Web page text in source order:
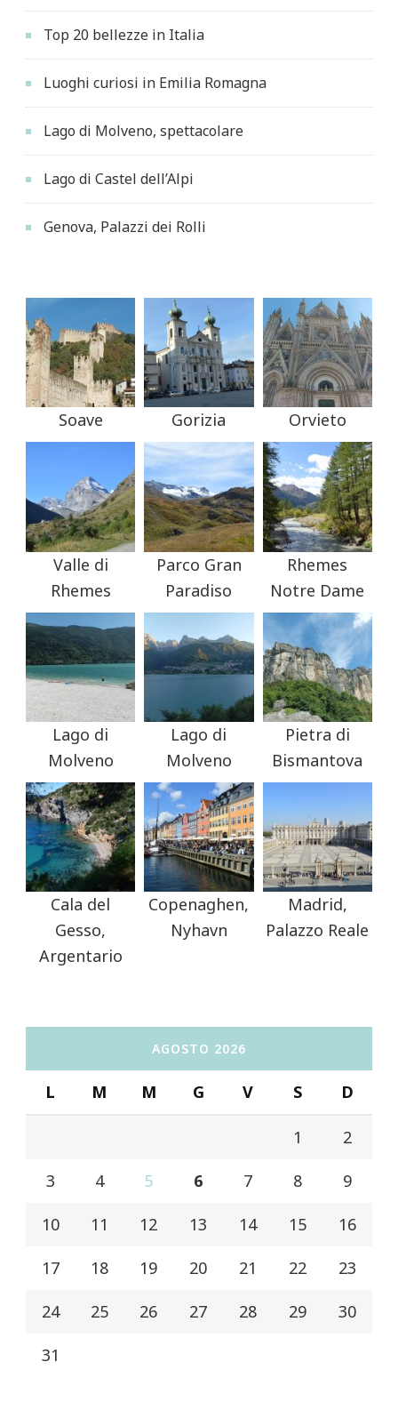
Top 20 bellezze in Italia
Luoghi curiosi in Emilia Romagna
Lago di Molveno, spettacolare
Lago di Castel dell’Alpi
Genova, Palazzi dei Rolli
Soave Gorizia Orvieto
Valle di
Rhemes
Parco Gran
Paradiso
Rhemes
Notre Dame
Lago di
Molveno
Lago di
Molveno
Pietra di
Bismantova
Cala del
Gesso,
Argentario
Copenaghen,
Nyhavn
Madrid,
Palazzo Reale
AGOSTO 2026
L M M G V S D
1 2
3 4 5 6 7 8 9
10 11 12 13 14 15 16
17 18 19 20 21 22 23
24 25 26 27 28 29 30
31